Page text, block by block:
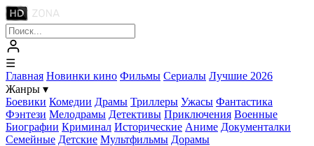
☰
Главная Новинки кино Фильмы Сериалы Лучшие 2026
Жанры ▾
Боевики Комедии Драмы Триллеры Ужасы Фантастика
Фэнтези Мелодрамы Детективы Приключения Военные
Биографии Криминал Исторические Аниме Документалки
Семейные Детские Мультфильмы Дорамы